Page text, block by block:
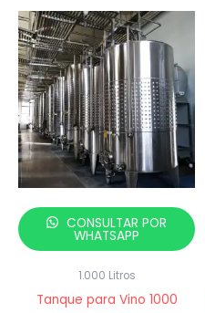
CONSULTAR POR
WHATSAPP
1.000 Litros
Tanque para Vino 1000